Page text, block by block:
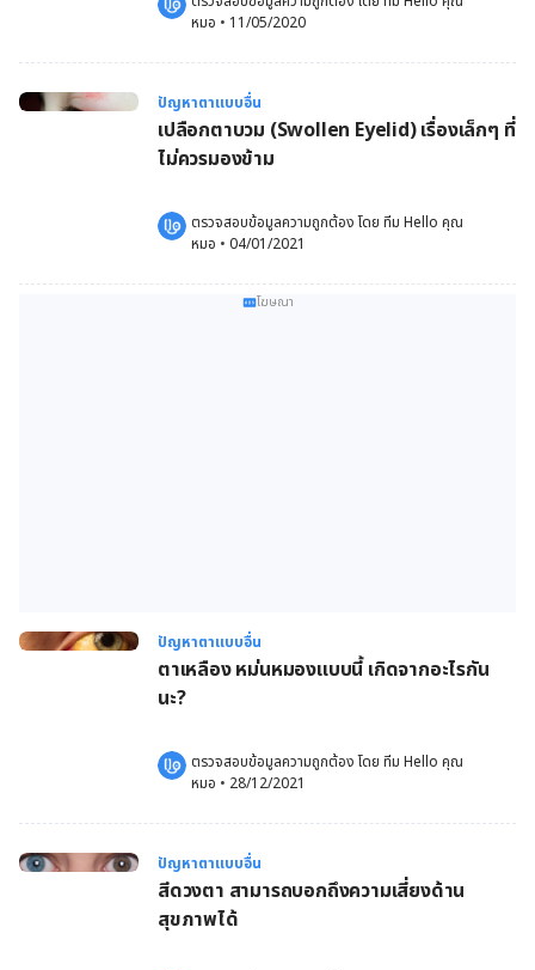
หมอ • 11/05/2020
ปัญหาตาแบบอื่น
เปลือกตาบวม (Swollen Eyelid) เรื่องเล็กๆ ที่
ไม่ควรมองข้าม
ตรวจสอบข้อมูลความถูกต้อง โดย ทีม Hello คุณ
หมอ • 04/01/2021
โฆษณา
ปัญหาตาแบบอื่น
ตาเหลือง หม่นหมองแบบนี้ เกิดจากอะไรกัน
นะ?
ตรวจสอบข้อมูลความถูกต้อง โดย ทีม Hello คุณ
หมอ • 28/12/2021
ปัญหาตาแบบอื่น
สีดวงตา สามารถบอกถึงความเสี่ยงด้าน
สุขภาพได้